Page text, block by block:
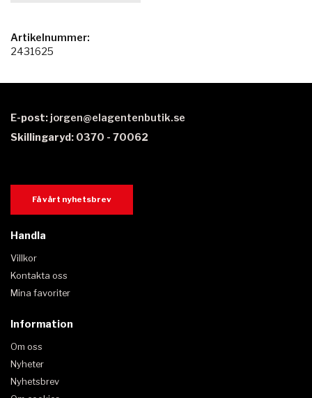
Artikelnummer:
2431625
E-post: jorgen@elagentenbutik.se
Skillingaryd: 0370 - 70062
Få vårt nyhetsbrev
Handla
Villkor
Kontakta oss
Mina favoriter
Information
Om oss
Nyheter
Nyhetsbrev